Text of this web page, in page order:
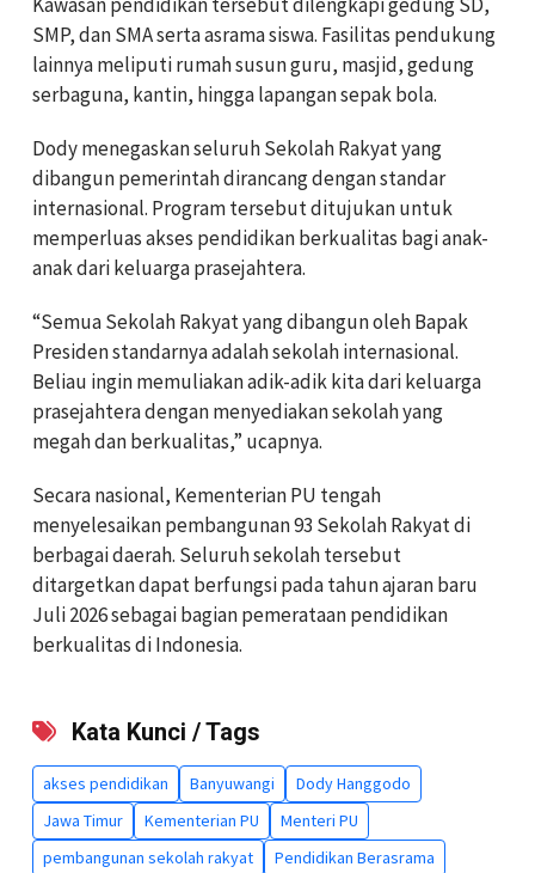
SMP, dan SMA serta asrama siswa. Fasilitas pendukung
lainnya meliputi rumah susun guru, masjid, gedung
serbaguna, kantin, hingga lapangan sepak bola.
Dody menegaskan seluruh Sekolah Rakyat yang
dibangun pemerintah dirancang dengan standar
internasional. Program tersebut ditujukan untuk
memperluas akses pendidikan berkualitas bagi anak-
anak dari keluarga prasejahtera.
“Semua Sekolah Rakyat yang dibangun oleh Bapak
Presiden standarnya adalah sekolah internasional.
Beliau ingin memuliakan adik-adik kita dari keluarga
prasejahtera dengan menyediakan sekolah yang
megah dan berkualitas,” ucapnya.
Secara nasional, Kementerian PU tengah
menyelesaikan pembangunan 93 Sekolah Rakyat di
berbagai daerah. Seluruh sekolah tersebut
ditargetkan dapat berfungsi pada tahun ajaran baru
Juli 2026 sebagai bagian pemerataan pendidikan
berkualitas di Indonesia.
Kata Kunci / Tags
akses pendidikan Banyuwangi
Dody Hanggodo
Jawa Timur
Kementerian PU
Menteri PU
pembangunan sekolah rakyat
Pendidikan Berasrama